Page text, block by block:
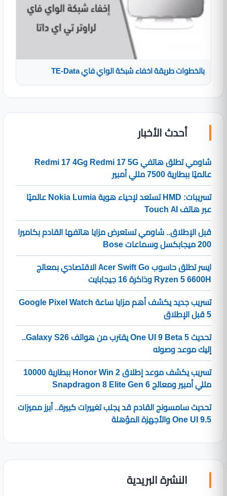
بالخطوات طريقة اخفاء شبكة الواي فاي TE-Data
أحدث الأخبار
شاومي تطلق هاتفي Redmi 17 5G وRedmi 17 4G
عالميًا ببطارية 7500 مللي أمبير
تسريبات: HMD تستعد لإحياء هوية Nokia Lumia عالميًا
عبر هاتف Touch AI
قبل الإطلاق.. شاومي تستعرض مزايا هاتفها القادم بكاميرا
200 ميجابكسل وسماعات Bose
ايسر تطلق حاسوب Acer Swift Go الاقتصادي بمعالج
Ryzen 5 6600H وذاكرة 16 جيجابايت
تسريب جديد يكشف أهم مزايا ساعة Google Pixel Watch
5 قبل الإطلاق
تحديث One UI 9 Beta 5 يقترب من هواتف Galaxy S26..
إليك موعد وصوله
تسريب يكشف موعد إطلاق Honor Win 2 ببطارية 10000
مللي أمبير ومعالج Snapdragon 8 Elite Gen 6
تحديث سامسونج القادم قد يجلب تغييرات كبيرة.. أبرز مميزات
One UI 9.5 والأجهزة المؤهلة
النشرة البريدية